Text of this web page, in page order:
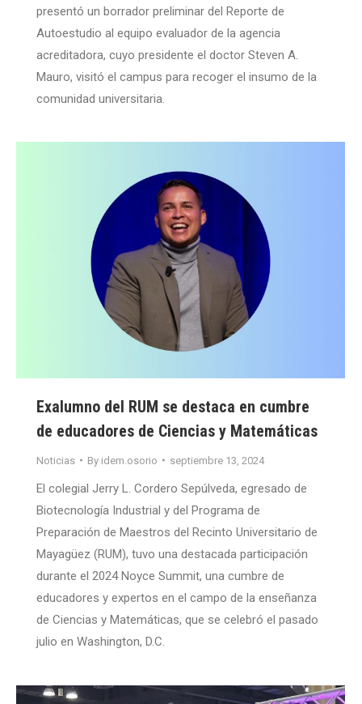
presentó un borrador preliminar del Reporte de
Autoestudio al equipo evaluador de la agencia
acreditadora, cuyo presidente el doctor Steven A.
Mauro, visitó el campus para recoger el insumo de la
comunidad universitaria.
Exalumno del RUM se destaca en cumbre
de educadores de Ciencias y Matemáticas
Noticias By idem.osorio septiembre 13, 2024
El colegial Jerry L. Cordero Sepúlveda, egresado de
Biotecnología Industrial y del Programa de
Preparación de Maestros del Recinto Universitario de
Mayagüez (RUM), tuvo una destacada participación
durante el 2024 Noyce Summit, una cumbre de
educadores y expertos en el campo de la enseñanza
de Ciencias y Matemáticas, que se celebró el pasado
julio en Washington, D.C.